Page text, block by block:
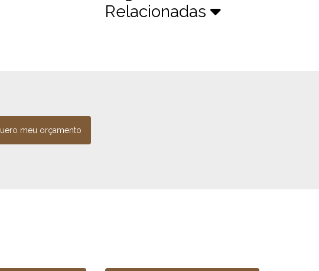
Relacionadas
meu orçamento